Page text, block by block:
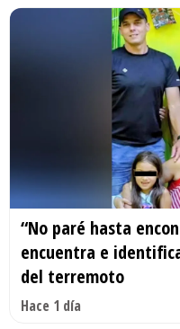
“No paré hasta
encuentra e
del terremoto
Hace 1 día